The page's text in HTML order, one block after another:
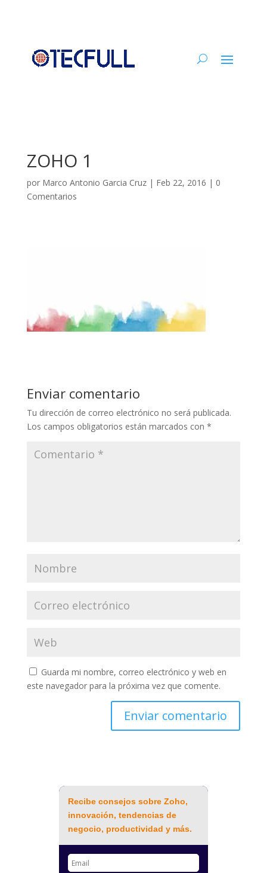
ZOHO 1
por Marco Antonio Garcia Cruz| Feb 22, 2016 | 0
Comentarios
Enviar comentario
Tu dirección de correo electrónico no será publicada.
Los campos obligatorios están marcados con *
Guarda mi nombre, correo electrónico y web en
este navegador para la próxima vez que comente.
Recibe consejos sobre Zoho,
innovación, tendencias de
negocio, productividad y más.